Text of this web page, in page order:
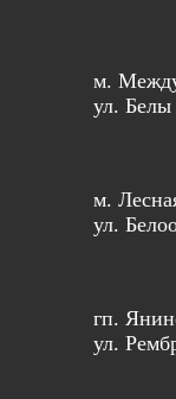
м.
ул.
м.
ул.
гп.
ул.